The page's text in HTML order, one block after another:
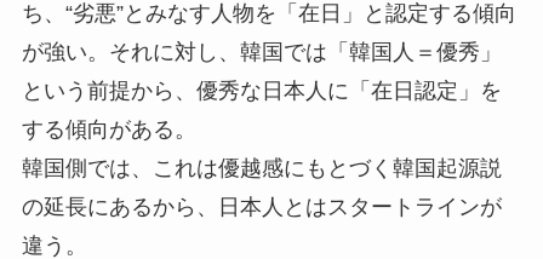
ち、“劣悪”とみなす人物を「在日」と認定する傾向
が強い。それに対し、韓国では「韓国人＝優秀」
という前提から、優秀な日本人に「在日認定」を
する傾向がある。
韓国側では、これは優越感にもとづく韓国起源説
の延長にあるから、日本人とはスタートラインが
違う。